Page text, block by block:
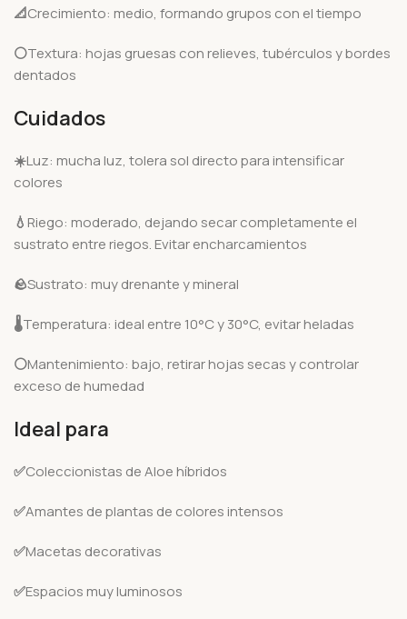
📐Crecimiento: medio, formando grupos con el tiempo
⚪Textura: hojas gruesas con relieves, tubérculos y bordes
dentados
Cuidados
☀️Luz: mucha luz, tolera sol directo para intensificar
colores
💧 Riego: moderado, dejando secar completamente el
sustrato entre riegos. Evitar encharcamientos
🪨Sustrato: muy drenante y mineral
🌡️Temperatura: ideal entre 10°C y 30°C, evitar heladas
⚪Mantenimiento: bajo, retirar hojas secas y controlar
exceso de humedad
Ideal para
✅Coleccionistas de Aloe híbridos
✅Amantes de plantas de colores intensos
✅Macetas decorativas
✅Espacios muy luminosos